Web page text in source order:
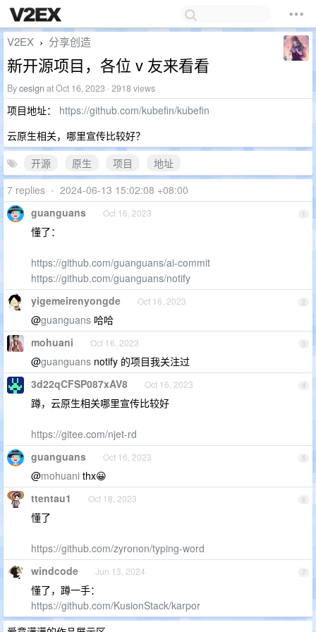
V2EX › 分享创造
新开源项目，各位 v 友来看看
Bycesign at Oct 16, 2023 · 2918 views
项目地址： https://github.com/kubefin/kubefin
云原生相关，哪里宣传比较好？
开源
原生 项目
地址
7 replies • 2024-06-13 15:02:08 +08:00
1
guanguans Oct 16, 2023
懂了：
https://github.com/guanguans/ai-commit
https://github.com/guanguans/notify
2
yigemeirenyongde Oct 16, 2023
@guanguans 哈哈
3
mohuani Oct 16, 2023
@guanguans notify 的项目我关注过
4
3d22qCFSP087xAV8 Oct 16, 2023
蹲，云原生相关哪里宣传比较好
https://gitee.com/njet-rd
5
guanguans Oct 16, 2023
@mohuani thx😀
6
ttentau1 Oct 18, 2023
懂了
https://github.com/zyronon/typing-word
7
windcode Jun 13, 2024
懂了，蹲一手：
https://github.com/KusionStack/karpor